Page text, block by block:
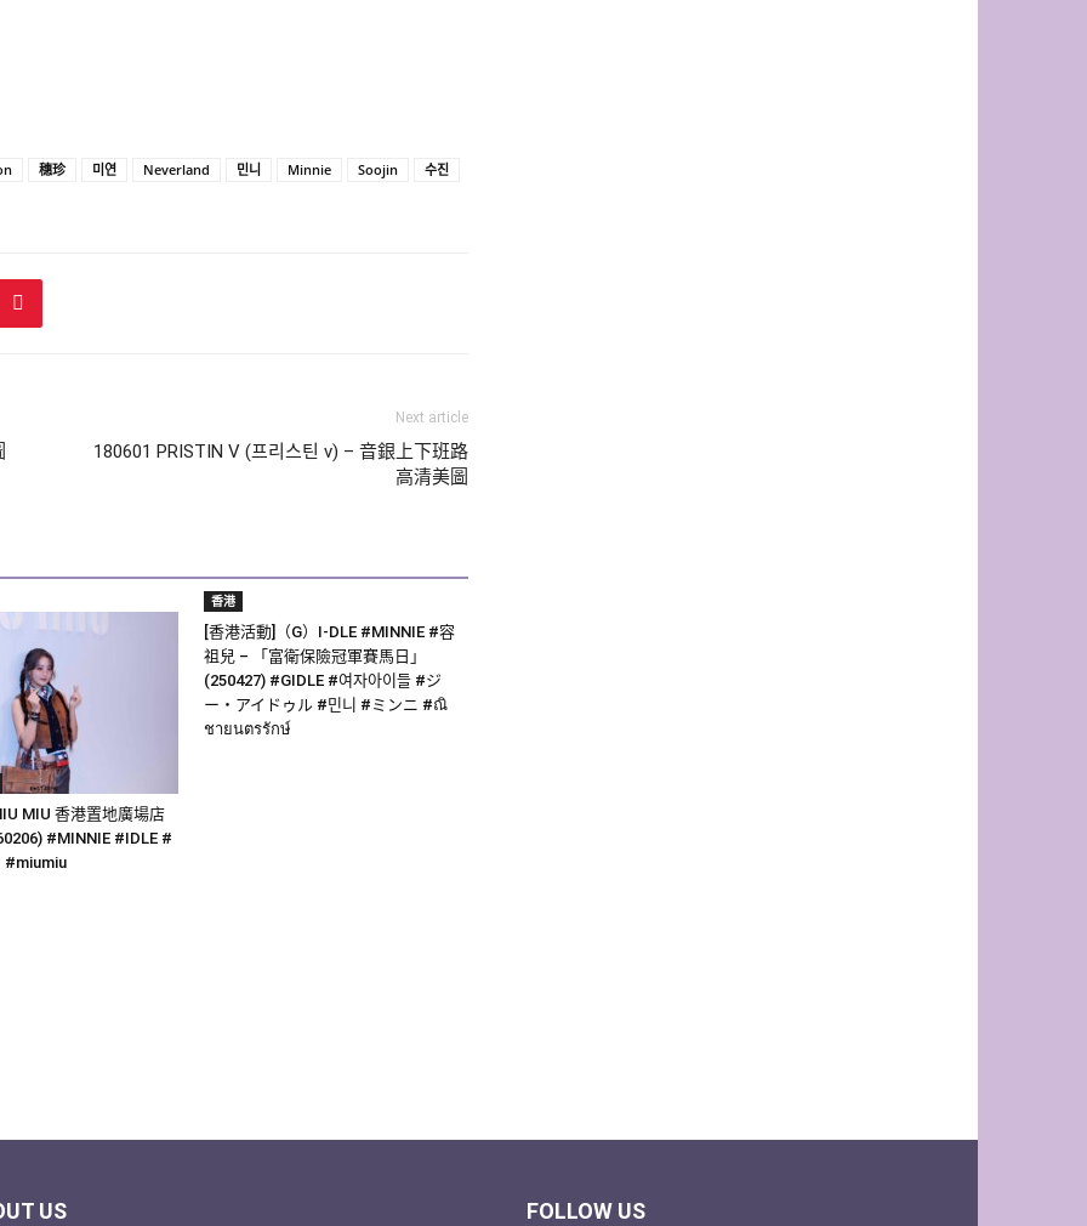
穗珍 미연 Neverland 민니 Minnie Soojin 수진
Next article
180601 PRISTIN V (프리스틴 v) – 音銀上下班路
高清美圖
MIU 香港置地廣場店
#MINNIE #IDLE #
#miumiu
香港
[香港活動]（G）I-DLE #MINNIE #容
祖兒 – 「富衛保險冠軍賽馬日」
(250427) #GIDLE #여자아이들 #ジ
ー・アイドゥル #민니 #ミンニ #ณิ
ชายนตรรักษ์
US FOLLOW US